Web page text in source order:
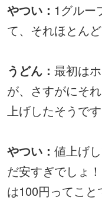
やつい： 1グルー
て、それほとん
うどん： 最初は
が、さすがにそ
上げしたそうです
やつい： 値上げ
だ安すぎでしょ
は100円ってこ